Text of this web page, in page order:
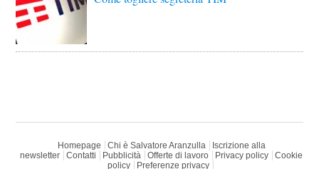
Homepage Chi è Salvatore Aranzulla
Iscrizione alla
newsletter
Contatti Pubblicità Offerte di lavoro Privacy policy
Cookie
policy
Preferenze privacy